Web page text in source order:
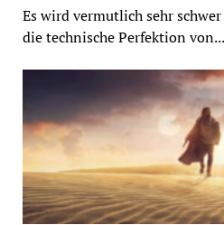
Es wird vermutlich sehr
die technische Perfektion von...